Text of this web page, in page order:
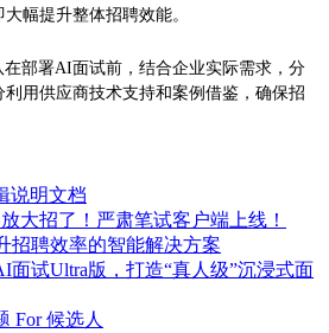
幅提升整体招聘效能。
在部署AI面试前，结合企业实际需求，分
用供应商技术支持和案例借鉴，确保招
说明文档
大招了！严肃笔试客户端上线！
招聘效率的智能解决方案
面试Ultra版，打造“真人级”沉浸式面
For 候选人